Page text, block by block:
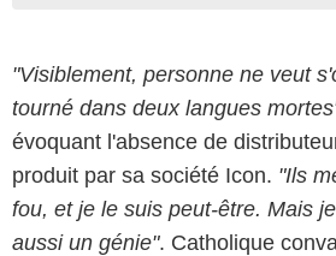
"Visiblement, personne ne veut
tourné dans deux langues
évoquant l'absence de
produit par sa société Icon. "Ils
fou, et je le suis peut-être. Mais
aussi un génie". Catholique